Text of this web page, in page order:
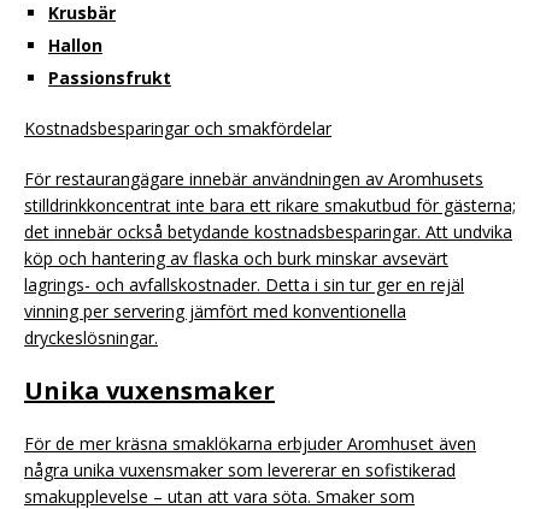
Krusbär
Hallon
Passionsfrukt
Kostnadsbesparingar och smakfördelar
För restaurangägare innebär användningen av Aromhusets
stilldrinkkoncentrat inte bara ett rikare smakutbud för gästerna;
det innebär också betydande kostnadsbesparingar. Att undvika
köp och hantering av flaska och burk minskar avsevärt
lagrings- och avfallskostnader. Detta i sin tur ger en rejäl
vinning per servering jämfört med konventionella
dryckeslösningar.
Unika vuxensmaker
För de mer kräsna smaklökarna erbjuder Aromhuset även
några unika vuxensmaker som levererar en sofistikerad
smakupplevelse – utan att vara söta. Smaker som